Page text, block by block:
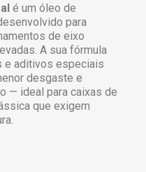
é um óleo de
para
de eixo
A sua fórmula
e aditivos especiais
desgaste e
— ideal para caixas de
que exigem